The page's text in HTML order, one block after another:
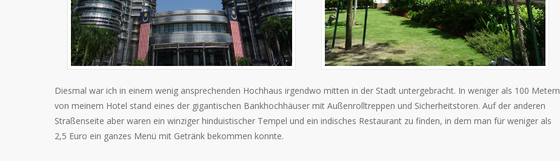
Diesmal war ich in einem wenig ansprechenden Hochhaus irgendwo mitten in der Stadt untergebracht. In weniger als 100 Metern
von meinem Hotel stand eines der gigantischen Bankhochhäuser mit Außenrolltreppen und Sicherheitstoren. Auf der anderen
Straßenseite aber waren ein winziger hinduistischer Tempel und ein indisches Restaurant zu finden, in dem man für weniger als
2,5 Euro ein ganzes Menü mit Getränk bekommen konnte.